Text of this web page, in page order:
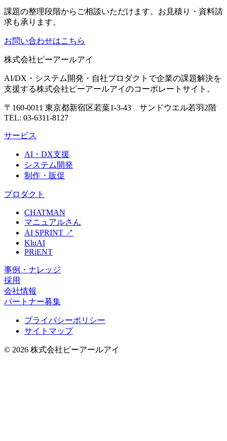
課題の整理段階からご相談いただけます。お見積り・資料請
求も承ります。
お問い合わせはこちら
株式会社ピーアールアイ
AI/DX・システム開発・自社プロダクトで企業の課題解決を
支援する株式会社ピーアールアイのコーポレートサイト。
〒160-0011 東京都新宿区若葉1-3-43 サンドウエル若羽2階
TEL: 03-6311-8127
サービス
AI・DX支援
システム開発
制作・販促
プロダクト
CHATMAN
マニュアルさん
AI SPRINT ↗
KluAI
PRiENT
事例・ナレッジ
採用
会社情報
パートナー募集
プライバシーポリシー
サイトマップ
© 2026 株式会社ピーアールアイ